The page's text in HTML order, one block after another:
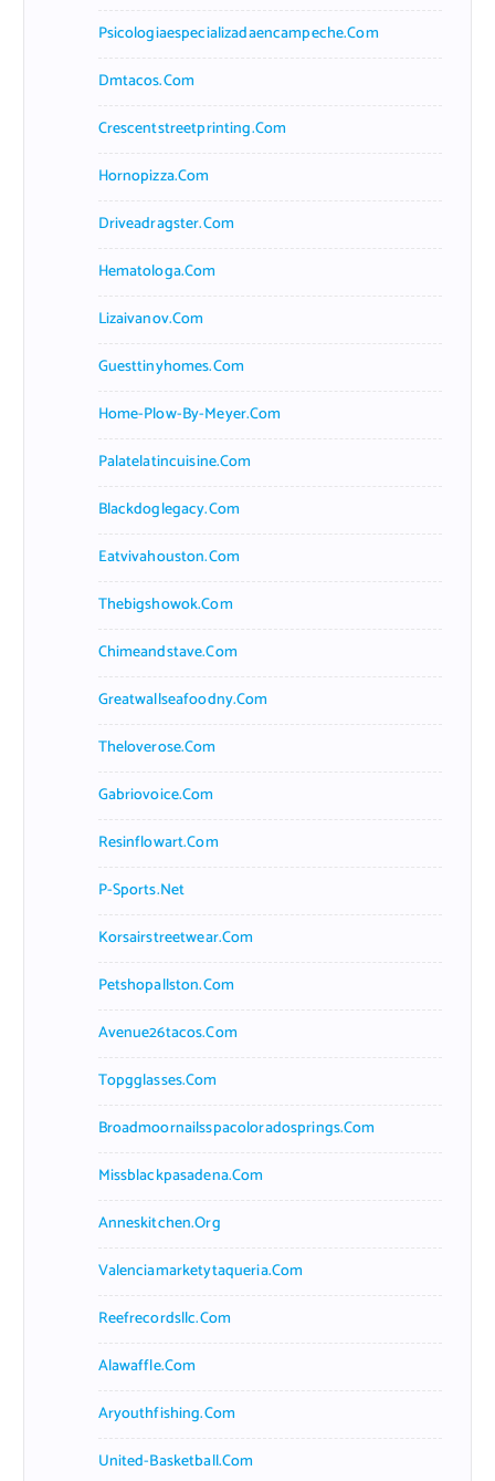
Psicologiaespecializadaencampeche.com
Dmtacos.com
Crescentstreetprinting.com
Hornopizza.com
Driveadragster.com
Hematologa.com
Lizaivanov.com
Guesttinyhomes.com
Home-Plow-By-Meyer.com
Palatelatincuisine.com
Blackdoglegacy.com
Eatvivahouston.com
Thebigshowok.com
Chimeandstave.com
Greatwallseafoodny.com
Theloverose.com
Gabriovoice.com
Resinflowart.com
P-Sports.net
Korsairstreetwear.com
Petshopallston.com
Avenue26tacos.com
Topgglasses.com
Broadmoornailsspacoloradosprings.com
Missblackpasadena.com
Anneskitchen.org
Valenciamarketytaqueria.com
Reefrecordsllc.com
Alawaffle.com
Aryouthfishing.com
United-Basketball.com